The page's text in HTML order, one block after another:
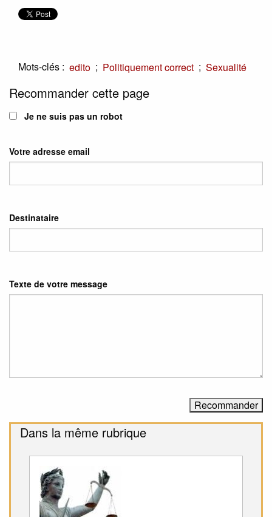
Mots-clés : edito ; Politiquement correct ; Sexualité
Recommander cette page
Je ne suis pas un robot
Votre adresse email
Destinataire
Texte de votre message
Dans la même rubrique